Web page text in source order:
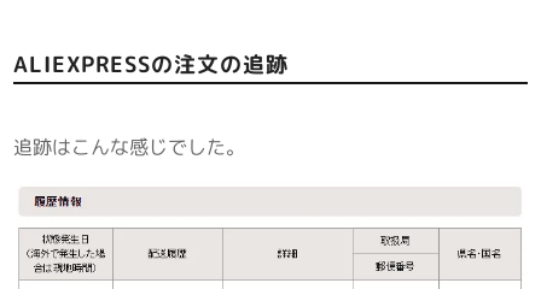
ALIEXPRESSの注文の追跡
追跡はこんな感じでした。